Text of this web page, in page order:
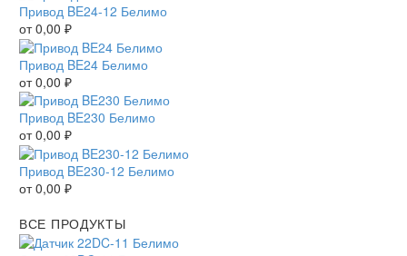
Привод BE24-12 Белимо
от0,00 ₽
Привод BE24 Белимо
от0,00 ₽
Привод BE230 Белимо
от0,00 ₽
Привод BE230-12 Белимо
от0,00 ₽
ВСЕ ПРОДУКТЫ